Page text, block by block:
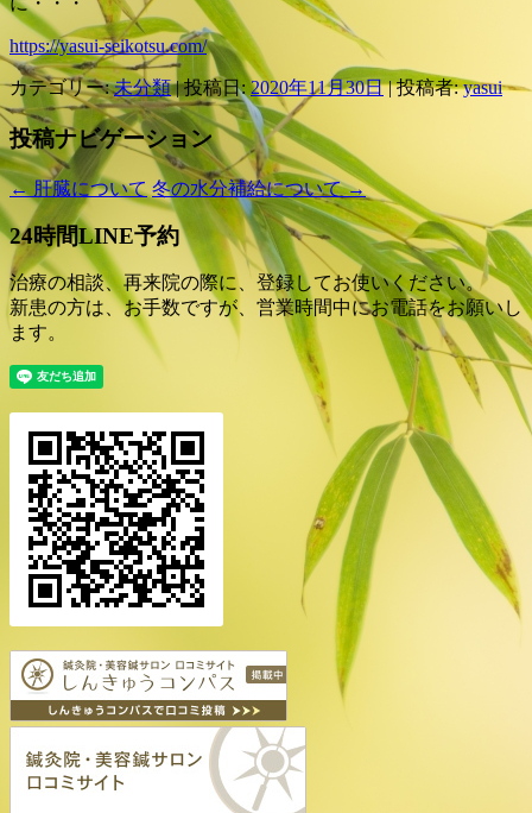
https://yasui-seikotsu.com/
カテゴリー:未分類| 投稿日: 2020年11月30日|投稿者:yasui
投稿ナビゲーション
← 肝臓について 冬の水分補給について→
24時間LINE予約
治療の相談、再来院の際に、登録してお使いください。
新患の方は、お手数ですが、営業時間中にお電話をお願いし
ます。